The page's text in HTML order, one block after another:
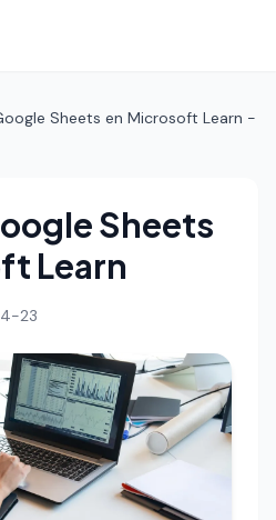
Sheets en Microsoft Learn -
Sheets
Learn
23